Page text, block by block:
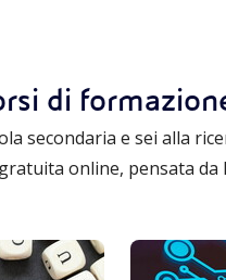
di
secondaria e sei alla
online, pensata